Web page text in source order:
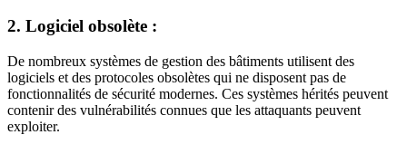
2. Logiciel obsolète :
De nombreux systèmes de gestion des bâtiments utilisent des
logiciels et des protocoles obsolètes qui ne disposent pas de
fonctionnalités de sécurité modernes. Ces systèmes hérités peuvent
contenir des vulnérabilités connues que les attaquants peuvent
exploiter.